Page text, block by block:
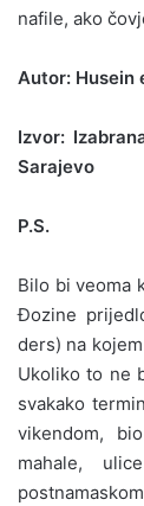
nafile, ako
Autor: Husein
Izvor:
Sarajevo
P.S.
Bilo bi veoma
Đozine
ders) na
Ukoliko to ne
svakako
vikendom,
mahale,